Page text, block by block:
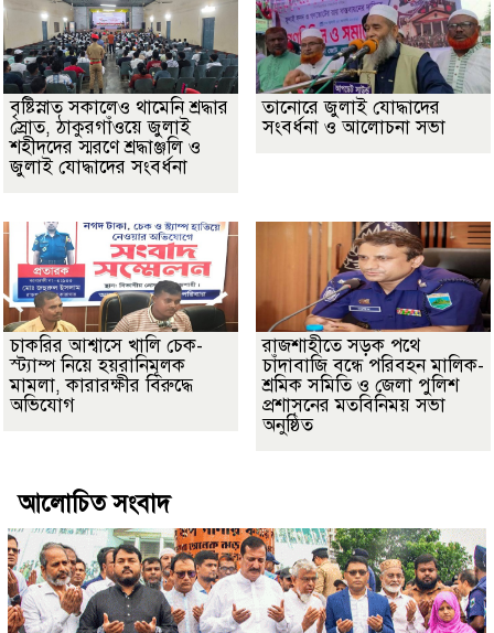
বৃষ্টিস্নাত সকালেও থামেনি শ্রদ্ধার
স্রোত, ঠাকুরগাঁওয়ে জুলাই
শহীদদের স্মরণে শ্রদ্ধাঞ্জলি ও
জুলাই যোদ্ধাদের সংবর্ধনা
তানোরে জুলাই যোদ্ধাদের
সংবর্ধনা ও আলোচনা সভা
চাকরির আশ্বাসে খালি চেক-
স্ট্যাম্প নিয়ে হয়রানিমূলক
মামলা, কারারক্ষীর বিরুদ্ধে
অভিযোগ
রাজশাহীতে সড়ক পথে
চাঁদাবাজি বন্ধে পরিবহন মালিক-
শ্রমিক সমিতি ও জেলা পুলিশ
প্রশাসনের মতবিনিময় সভা
অনুষ্ঠিত
আলোচিত সংবাদ